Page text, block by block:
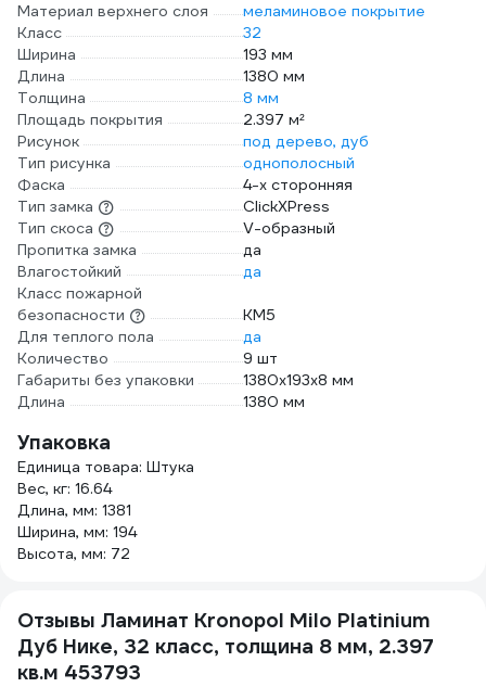
Материал верхнего слоя
меламиновое покрытие
Класс
32
Ширина
193 мм
Длина
1380 мм
Толщина
8 мм
Площадь покрытия
2.397 м²
Рисунок
под дерево, дуб
Тип рисунка
однополосный
Фаска
4-х сторонняя
Тип замка
ClickXPress
Тип скоса
V-образный
Пропитка замка
да
Влагостойкий
да
Класс пожарной
безопасности
КМ5
Для теплого пола
да
Количество
9 шт
Габариты без упаковки
1380х193х8 мм
Длина
1380 мм
Упаковка
Единица товара: Штука
Вес, кг: 16.64
Длина, мм: 1381
Ширина, мм: 194
Высота, мм: 72
Отзывы Ламинат Kronopol Milo Platinium
Дуб Нике, 32 класс, толщина 8 мм, 2.397
кв.м 453793